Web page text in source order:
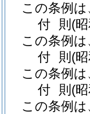
この条例
付 則 (
この条例
付 則 (
この条例
付 則 (
この条例